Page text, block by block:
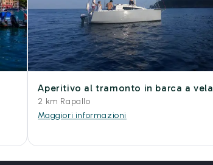
Aperitivo al tramonto in barca a vela
2 km Rapallo
Maggiori informazioni